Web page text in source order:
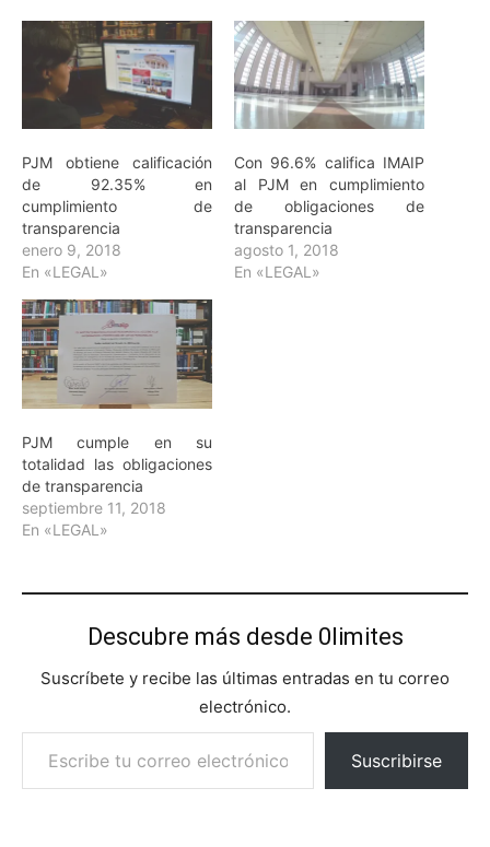
PJM obtiene calificación
de 92.35% en
cumplimiento de
transparencia
enero 9, 2018
En «LEGAL»
Con 96.6% califica IMAIP
al PJM en cumplimiento
de obligaciones de
transparencia
agosto 1, 2018
En «LEGAL»
PJM cumple en su
totalidad las obligaciones
de transparencia
septiembre 11, 2018
En «LEGAL»
Descubre más desde 0limites
Suscríbete y recibe las últimas entradas en tu correo
electrónico.
Escribe tu correo electrónico…
Suscribirse